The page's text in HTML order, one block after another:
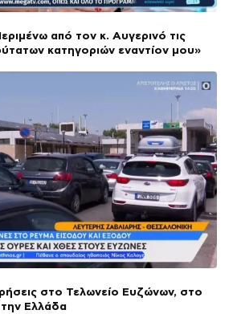
από τον κ. Αυγερινό τις
κατηγοριών εναντίον μου»
στο Τελωνείο Ευζώνων, στο
Ελλάδα